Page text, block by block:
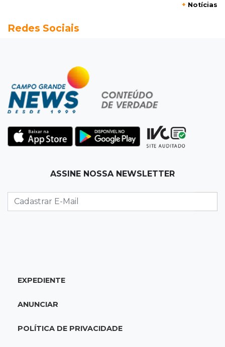
Choque ao lado de condomínio
Primeiro corpo do “cemitério de Nando”
nunca teve nome
11:48 Nova Alvorada do Sul
que prefeito agride mulheres
Mãe narra emboscada e diz ter sido amarrada
Preso há quase 1 semana, ex-deputado Neno
+ Notícias
Redes Sociais
ASSINE NOSSA NEWSLETTER
EXPEDIENTE
ANUNCIAR
POLÍTICA DE PRIVACIDADE